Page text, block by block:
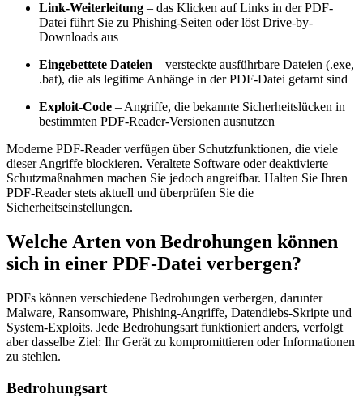
Link-Weiterleitung – das Klicken auf Links in der PDF-
Datei führt Sie zu Phishing-Seiten oder löst Drive-by-
Downloads aus
Eingebettete Dateien – versteckte ausführbare Dateien (.exe,
.bat), die als legitime Anhänge in der PDF-Datei getarnt sind
Exploit-Code – Angriffe, die bekannte Sicherheitslücken in
bestimmten PDF-Reader-Versionen ausnutzen
Moderne PDF-Reader verfügen über Schutzfunktionen, die viele
dieser Angriffe blockieren. Veraltete Software oder deaktivierte
Schutzmaßnahmen machen Sie jedoch angreifbar. Halten Sie Ihren
PDF-Reader stets aktuell und überprüfen Sie die
Sicherheitseinstellungen.
Welche Arten von Bedrohungen können
sich in einer PDF-Datei verbergen?
PDFs können verschiedene Bedrohungen verbergen, darunter
Malware, Ransomware, Phishing-Angriffe, Datendiebs-Skripte und
System-Exploits. Jede Bedrohungsart funktioniert anders, verfolgt
aber dasselbe Ziel: Ihr Gerät zu kompromittieren oder Informationen
zu stehlen.
Bedrohungsart